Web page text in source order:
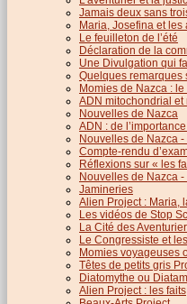
Jamais deux sans
Maria, Josefina et les
Le feuilleton de l’été
Déclaration de la
Une Divulgation qui
Quelques remarques
Momies de Nazca :
ADN mitochondrial et
Nouvelles de Nazca
ADN : de
Nouvelles de Nazca -
Compte-rendu
Réflexions sur « les
Nouvelles de Nazca
Jamineries
Alien Project : Maria,
Les vidéos de Stop
La Cité des
Le Congressiste et
Momies voyageuses
Têtes de petits gris
Diatomythe ou
Alien Project : les faits